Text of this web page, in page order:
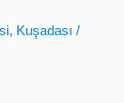
Kuşadası /